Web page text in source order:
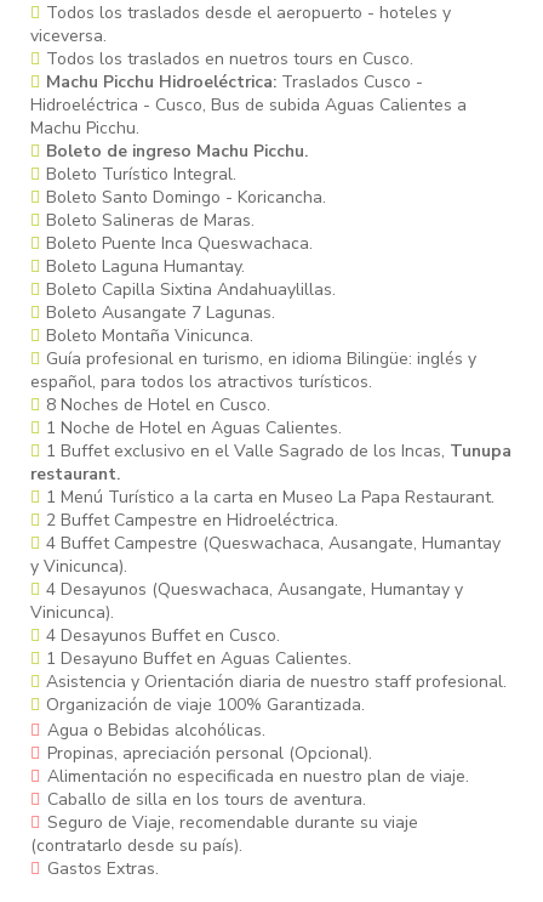
Todos los traslados desde el aeropuerto - hoteles y
viceversa.
Todos los traslados en nuetros tours en Cusco.
Machu Picchu Hidroeléctrica: Traslados Cusco -
Hidroeléctrica - Cusco, Bus de subida Aguas Calientes a
Machu Picchu.
Boleto de ingreso Machu Picchu.
Boleto Turístico Integral.
Boleto Santo Domingo - Koricancha.
Boleto Salineras de Maras.
Boleto Puente Inca Queswachaca.
Boleto Laguna Humantay.
Boleto Capilla Sixtina Andahuaylillas.
Boleto Ausangate 7 Lagunas.
Boleto Montaña Vinicunca.
Guía profesional en turismo, en idioma Bilingüe: inglés y
español, para todos los atractivos turísticos.
8 Noches de Hotel en Cusco.
1 Noche de Hotel en Aguas Calientes.
1 Buffet exclusivo en el Valle Sagrado de los Incas, Tunupa
restaurant.
1 Menú Turístico a la carta en Museo La Papa Restaurant.
2 Buffet Campestre en Hidroeléctrica.
4 Buffet Campestre (Queswachaca, Ausangate, Humantay
y Vinicunca).
4 Desayunos (Queswachaca, Ausangate, Humantay y
Vinicunca).
4 Desayunos Buffet en Cusco.
1 Desayuno Buffet en Aguas Calientes.
Asistencia y Orientación diaria de nuestro staff profesional.
Organización de viaje 100% Garantizada.
Agua o Bebidas alcohólicas.
Propinas, apreciación personal (Opcional).
Alimentación no especificada en nuestro plan de viaje.
Caballo de silla en los tours de aventura.
Seguro de Viaje, recomendable durante su viaje
(contratarlo desde su país).
Gastos Extras.